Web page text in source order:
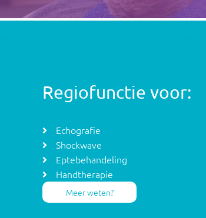
Regiofunctie voor:
Echografie
Shockwave
Eptebehandeling
Handtherapie
Meer weten?